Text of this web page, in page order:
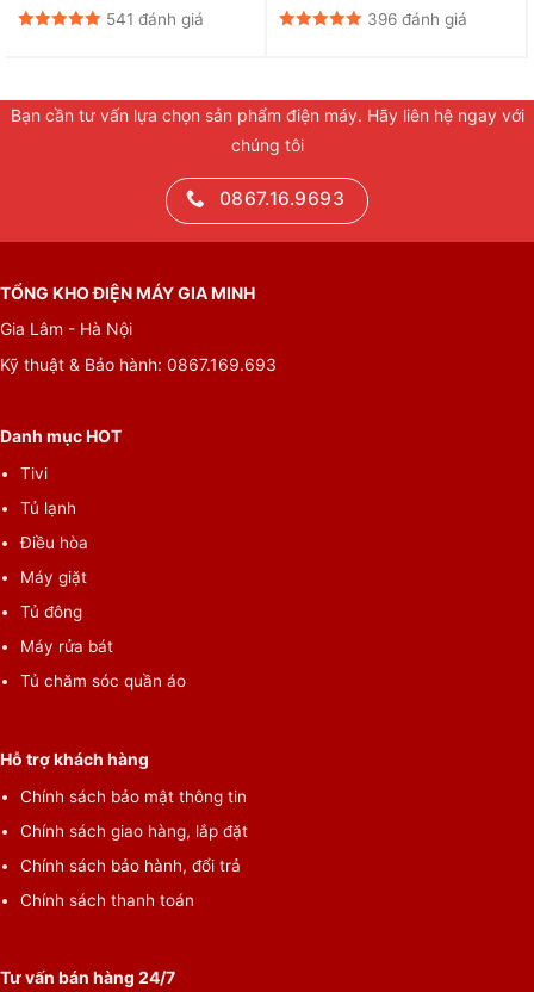
Lò vi sóng không nướng
Dung tích:
25 lít
Công suất vi sóng:
800W
Chất liệu khoang lò:
Thép sơn tĩnh điện
Thương hiệu của:
Sản xuất tại:
Trung Quốc
Năm ra mắt:
2023
Rã đông, hâm, nấu
541 đánh giá 396 đánh giá
Bạn cần tư vấn lựa chọn sản phẩm điện máy. Hãy liên hệ ngay với
chúng tôi
0867.16.9693
TỔNG KHO ĐIỆN MÁY GIA MINH
Gia Lâm - Hà Nội
Kỹ thuật & Bảo hành: 0867.169.693
Danh mục HOT
Tivi
Tủ lạnh
Điều hòa
Máy giặt
Tủ đông
Máy rửa bát
Tủ chăm sóc quần áo
Hỗ trợ khách hàng
Chính sách bảo mật thông tin
Chính sách giao hàng, lắp đặt
Chính sách bảo hành, đổi trả
Chính sách thanh toán
Tư vấn bán hàng 24/7